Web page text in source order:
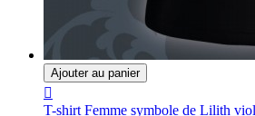
Ajouter au panier

T-shirt Femme symbole de Lilith